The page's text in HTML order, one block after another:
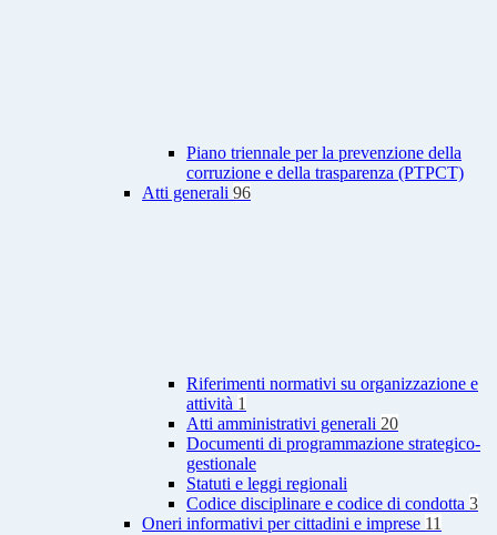
Piano triennale per la prevenzione della
corruzione e della trasparenza (PTPCT)
Atti generali 96
Riferimenti normativi su organizzazione e
attività 1
Atti amministrativi generali 20
Documenti di programmazione strategico-
gestionale
Statuti e leggi regionali
Codice disciplinare e codice di condotta 3
Oneri informativi per cittadini e imprese 11